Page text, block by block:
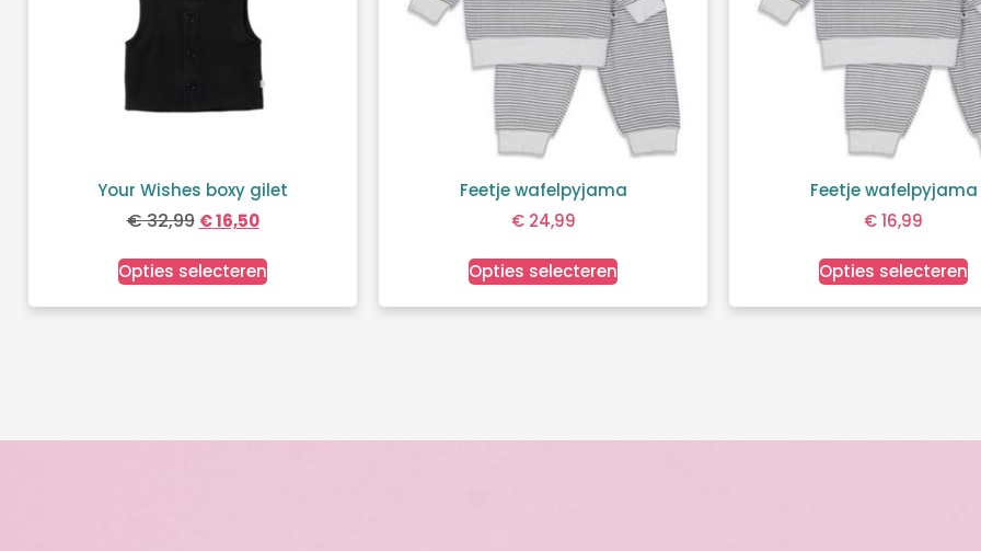
Your Wishes boxy gilet
€32,99 €16,50
Opties selecteren
Feetje wafelpyjama
€24,99
Opties selecteren
Feetje wafelpyjama
€16,99
Opties selecteren